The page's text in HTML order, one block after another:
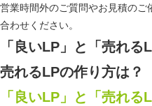
営業時間外のご質問やお見積の
合わせください。
「良いLP」と「売れる
売れるLPの作り方は？
「良いLP」と「売れる